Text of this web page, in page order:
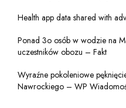
Health app data shared with
Ponad 3o osób w wodzie na
uczestników obozu – Fakt
Wyraźne pokoleniowe
Nawrockiego – WP